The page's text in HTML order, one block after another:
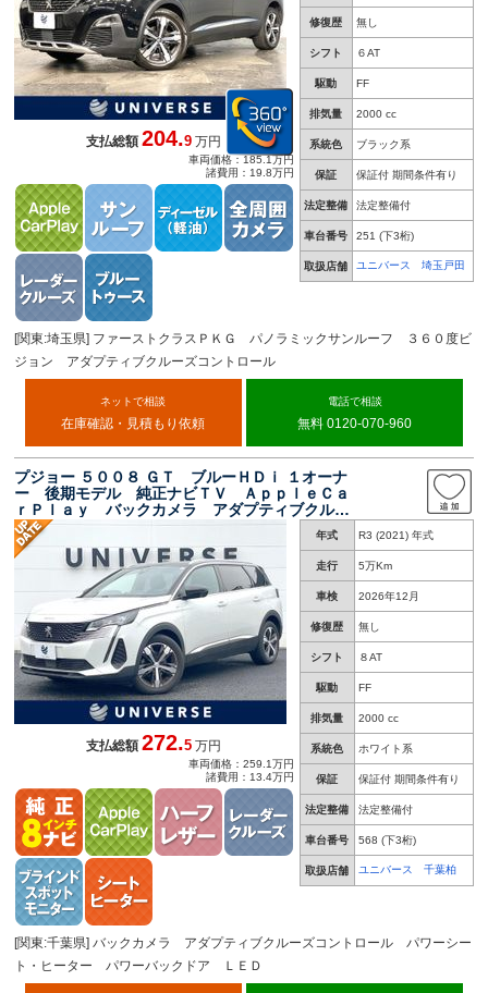
修復歴 無し
シフト ６AT
駆動 FF
排気量 2000 cc
系統色 ブラック系
保証 保証付 期間条件有り
法定整備 法定整備付
車台番号 251 (下3桁)
取扱店舗 ユニバース 埼玉戸田
支払総額204.9 万円
車両価格：185.1万円
諸費用：19.8万円
[関東:埼玉県] ファーストクラスＰＫＧ パノラミックサンルーフ ３６０度ビ
ジョン アダプティブクルーズコントロール
ネットで相談
在庫確認・見積もり依頼
電話で相談
無料 0120-070-960
プジョー ５００８ ＧＴ ブルーＨＤｉ １オーナ
ー 後期モデル 純正ナビＴＶ ＡｐｐｌｅＣａ
ｒＰｌａｙ バックカメラ アダプティブクルー
ズコントロール パワーシート・ヒーター パワ
ーバックドア ＬＥＤヘッド ハーフレザーシー
ト ＥＴＣ 禁煙
年式 R3 (2021) 年式
走行 5万Km
車検 2026年12月
修復歴 無し
シフト ８AT
駆動 FF
排気量 2000 cc
系統色 ホワイト系
保証 保証付 期間条件有り
法定整備 法定整備付
車台番号 568 (下3桁)
取扱店舗 ユニバース 千葉柏
支払総額272.5 万円
車両価格：259.1万円
諸費用：13.4万円
[関東:千葉県] バックカメラ アダプティブクルーズコントロール パワーシー
ト・ヒーター パワーバックドア ＬＥＤ